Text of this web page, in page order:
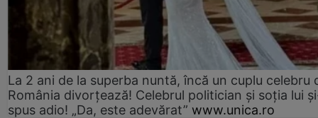
La 2 ani de la superba nuntă, încă un cuplu celebru
România divorțează! Celebrul politician și soția lui
spus adio! „Da, este adevărat” www.unica.ro